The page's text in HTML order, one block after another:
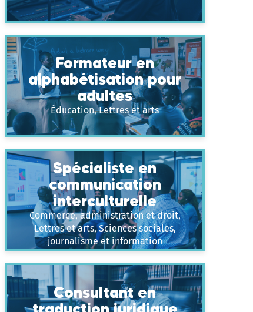
Formateur en
alphabétisation pour
adultes
Éducation, Lettres et arts
Spécialiste en
communication
interculturelle
Commerce, administration et droit,
Lettres et arts, Sciences sociales,
journalisme et information
Consultant en